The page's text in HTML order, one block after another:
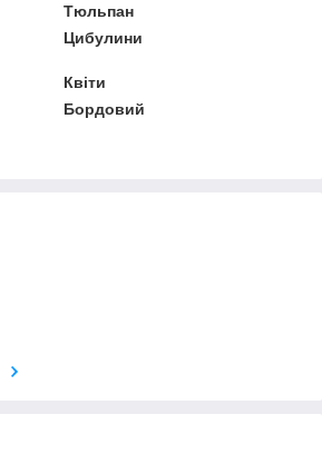
Тюльпан
Цибулини
Квіти
Бордовий